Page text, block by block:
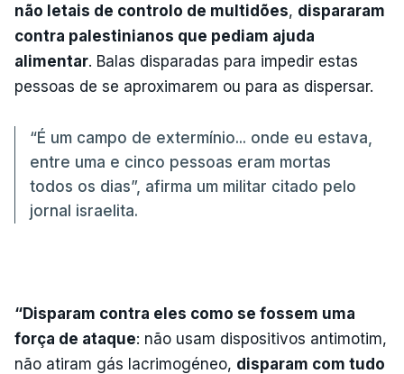
não letais de controlo de multidões, dispararam
contra palestinianos que pediam ajuda
alimentar. Balas disparadas para impedir estas
pessoas de se aproximarem ou para as dispersar.
“É um campo de extermínio... onde eu estava,
entre uma e cinco pessoas eram mortas
todos os dias”, afirma um militar citado pelo
jornal israelita.
“Disparam contra eles como se fossem uma
força de ataque: não usam dispositivos antimotim,
não atiram gás lacrimogéneo, disparam com tudo